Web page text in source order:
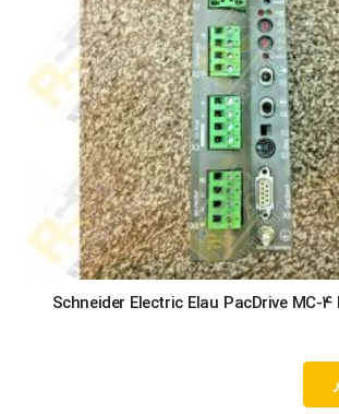
Schneider Electric Elau PacDrive MC-4